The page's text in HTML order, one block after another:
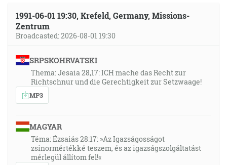
1991-06-01 19:30, Krefeld, Germany, Missions-
Zentrum
Broadcasted: 2026-08-01 19:30
SRPSKOHRVATSKI
Thema: Jesaia 28,17: ICH mache das Recht zur
Richtschnur und die Gerechtigkeit zur Setzwaage!
MP3
MAGYAR
Téma: Ézsaiás 28:17: »Az Igazságosságot
zsinormértékké teszem, és az igazságszolgáltatást
mérlegül állítom fel!«